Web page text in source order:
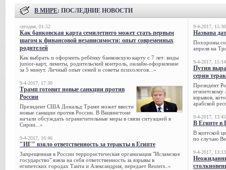
В МИРЕ: ПОСЛЕДНИЕ НОВОСТИ
сегодня, 01:52
Как банковская карта семилетнего может стать первым
шагом к финансовой независимости: опыт современных
родителей
Как выбрать и оформить ребёнку банковскую карту с 7 лет: виды
junior-карт, лимиты, родительский контроль, онлайн-оформление
за 5 минут. Личный опыт семей и советы психологов...»
9-4-2017, 17:30
Трамп готовит новые санкции против
России
Президент США Дональд Трамп может ввести
новые санкции против России. В Вашингтоне
начали обсуждать ограничительные меры в связи ситуацией в
Сирии...»
9-4-2017, 16:46
"ИГ" взяло ответственность за теракты в Египте
Запрещенная в России террористическая организация "Исламское
государство" взяла на себя ответственность за взрывы в
египетских городах Танта и Александрия, передает Reuters..»
9-4-2017, 15:30
Названа
Похороны
апреля на
9-4-2017, 15:14
Путин
серии
Президент
египетскому
взрывов,
арабской
9-4-2017, 13:45
В Египте в
В коптской
по случаю
9-4-2017, 13:13